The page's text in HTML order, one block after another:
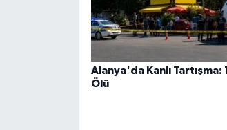
Alanya'da Kanlı Tartışma: 1
Ölü